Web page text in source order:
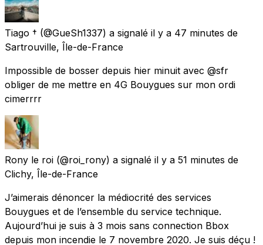
Tiago † (@GueSh1337) a signalé il y a 47 minutes de
Sartrouville, Île-de-France
Impossible de bosser depuis hier minuit avec @sfr
obliger de me mettre en 4G Bouygues sur mon ordi
cimerrrr
Rony le roi (@roi_rony) a signalé il y a 51 minutes de
Clichy, Île-de-France
J’aimerais dénoncer la médiocrité des services
Bouygues et de l’ensemble du service technique.
Aujourd’hui je suis à 3 mois sans connection Bbox
depuis mon incendie le 7 novembre 2020. Je suis déçu !